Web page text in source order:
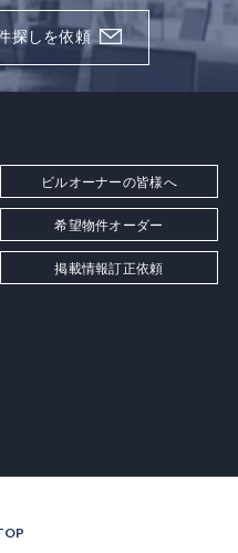
探しを依頼
ビルオーナーの皆様へ
希望物件オーダー
掲載情報訂正依頼